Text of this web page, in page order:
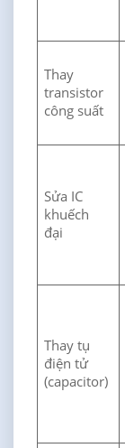
Thay
transistor
công suất
Sửa IC
khuếch
đại
Thay tụ
điện tử
(capacitor)